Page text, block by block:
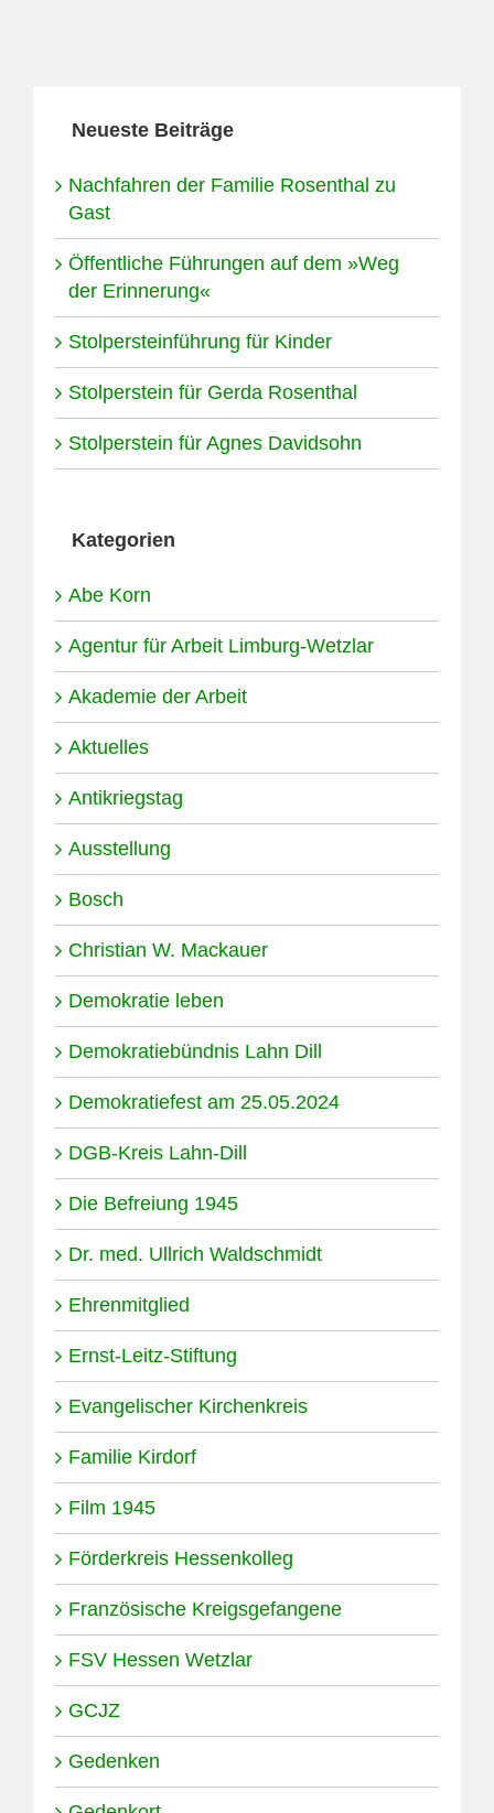
Neueste Beiträge
Nachfahren der Familie Rosenthal zu
Gast
Öffentliche Führungen auf dem »Weg
der Erinnerung«
Stolpersteinführung für Kinder
Stolperstein für Gerda Rosenthal
Stolperstein für Agnes Davidsohn
Kategorien
Abe Korn
Agentur für Arbeit Limburg-Wetzlar
Akademie der Arbeit
Aktuelles
Antikriegstag
Ausstellung
Bosch
Christian W. Mackauer
Demokratie leben
Demokratiebündnis Lahn Dill
Demokratiefest am 25.05.2024
DGB-Kreis Lahn-Dill
Die Befreiung 1945
Dr. med. Ullrich Waldschmidt
Ehrenmitglied
Ernst-Leitz-Stiftung
Evangelischer Kirchenkreis
Familie Kirdorf
Film 1945
Förderkreis Hessenkolleg
Französische Kreigsgefangene
FSV Hessen Wetzlar
GCJZ
Gedenken